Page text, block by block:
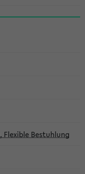
Flexible Bestuhlung